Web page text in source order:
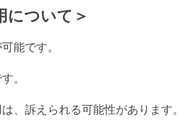
について＞
能です。
。
、訴えられる可能性があります。